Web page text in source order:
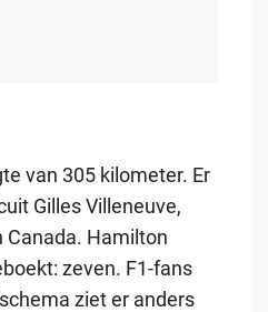
van 305 kilometer. Er
Gilles Villeneuve,
Canada. Hamilton
zeven. F1-fans
ziet er anders